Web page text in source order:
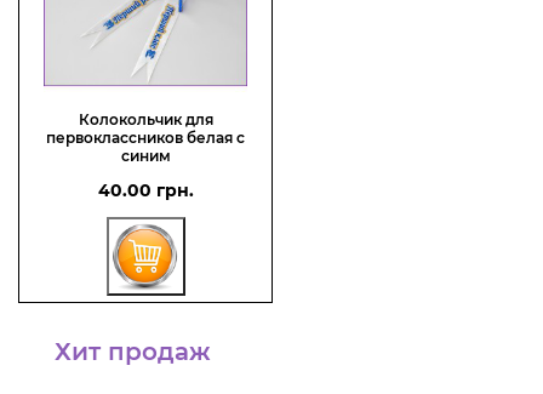
Колокольчик для
первоклассников белая с
синим
40.00 грн.
Хит продаж